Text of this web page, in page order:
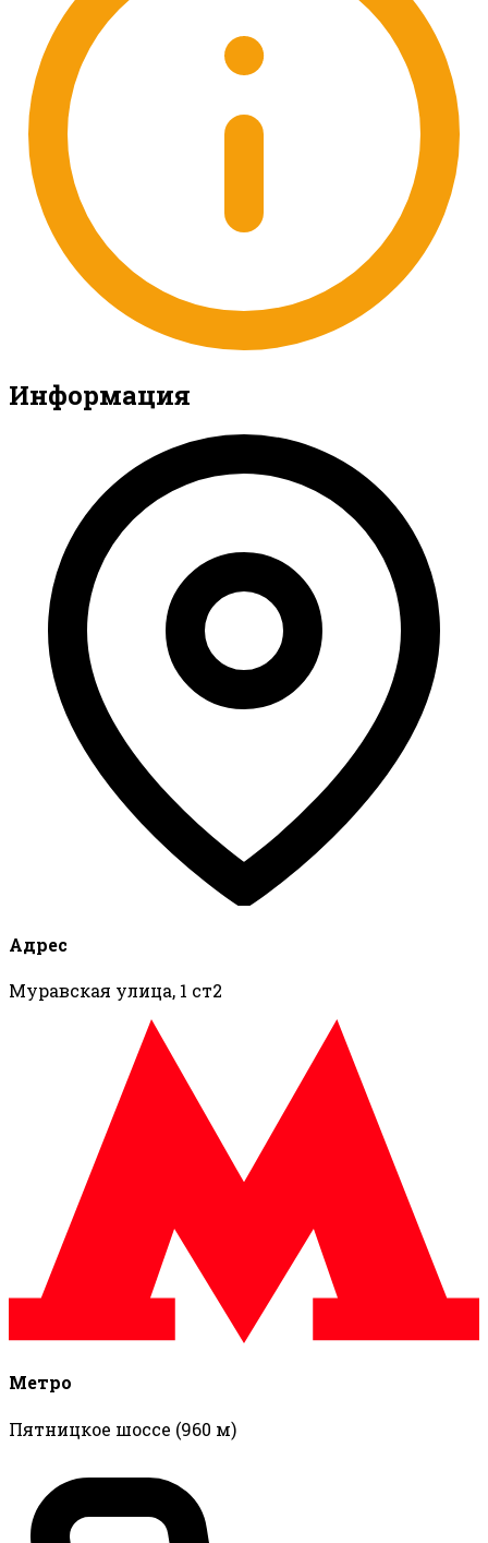
Информация
Адрес
Муравская улица, 1 ст2
Метро
Пятницкое шоссе (960 м)